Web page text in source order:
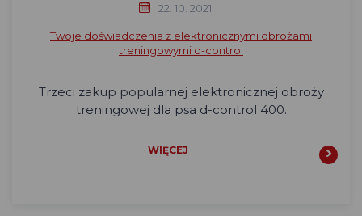
22. 10. 2021
Twoje doświadczenia z elektronicznymi obrożami
treningowymi d-control
Trzeci zakup popularnej elektronicznej obroży
treningowej dla psa d-control 400.
WIĘCEJ